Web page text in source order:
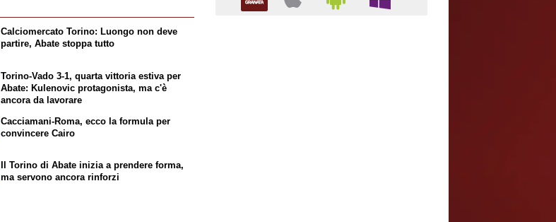
Calciomercato Torino: Luongo non deve
partire, Abate stoppa tutto
Torino-Vado 3-1, quarta vittoria estiva per
Abate: Kulenovic protagonista, ma c'è
ancora da lavorare
Cacciamani-Roma, ecco la formula per
convincere Cairo
Il Torino di Abate inizia a prendere forma,
ma servono ancora rinforzi